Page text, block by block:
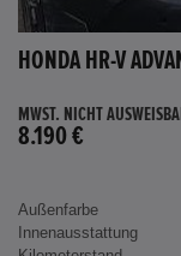
HONDA HR-V
MWST. NICHT
8.190 €
Außenfarbe
Innenausstattung